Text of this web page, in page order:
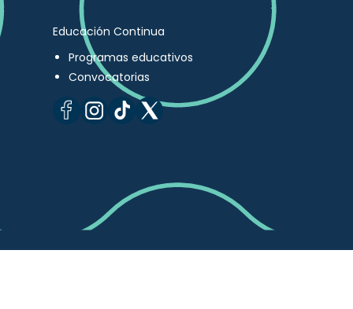
Educación Continua
Programas educativos
Convocatorias